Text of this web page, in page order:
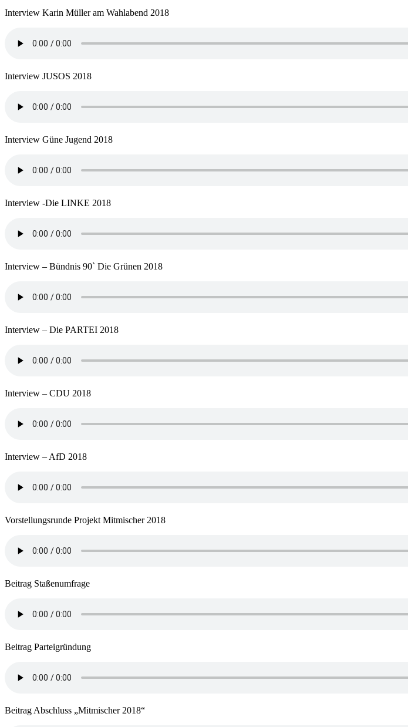
Interview Karin Müller am Wahlabend 2018
Interview JUSOS 2018
Interview Güne Jugend 2018
Interview -Die LINKE 2018
Interview – Bündnis 90` Die Grünen 2018
Interview – Die PARTEI 2018
Interview – CDU 2018
Interview – AfD 2018
Vorstellungsrunde Projekt Mitmischer 2018
Beitrag Staßenumfrage
Beitrag Parteigründung
Beitrag Abschluss „Mitmischer 2018“